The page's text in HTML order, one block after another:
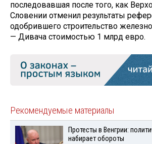
последовавшая после того, как
Словении отменил результаты
одобрившего строительство
— Дивача стоимостью 1 млрд евро.
Рекомендуемые материалы
Протесты в Венгрии:
набирает обороты